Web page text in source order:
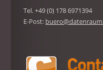
Tel. +49 (0) 178 6971394
E-Post: